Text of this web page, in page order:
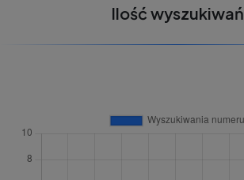
Ilość wyszukiwań